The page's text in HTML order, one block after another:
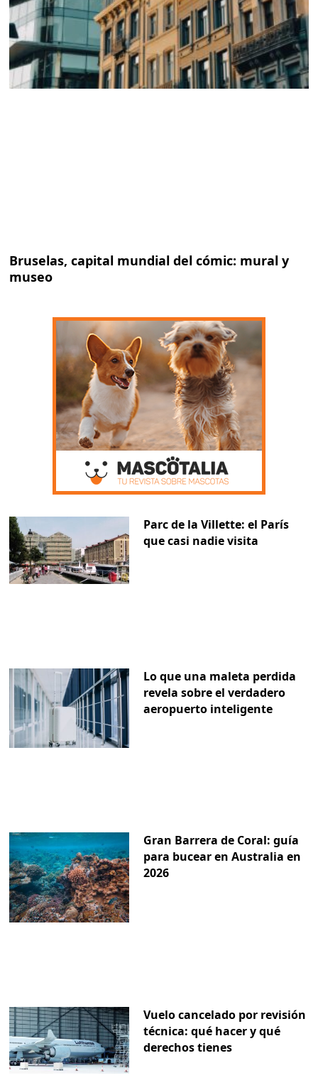
Bruselas, capital mundial del cómic: mural y
museo
Parc de la Villette: el París
que casi nadie visita
Lo que una maleta perdida
revela sobre el verdadero
aeropuerto inteligente
Gran Barrera de Coral: guía
para bucear en Australia en
2026
Vuelo cancelado por revisión
técnica: qué hacer y qué
derechos tienes